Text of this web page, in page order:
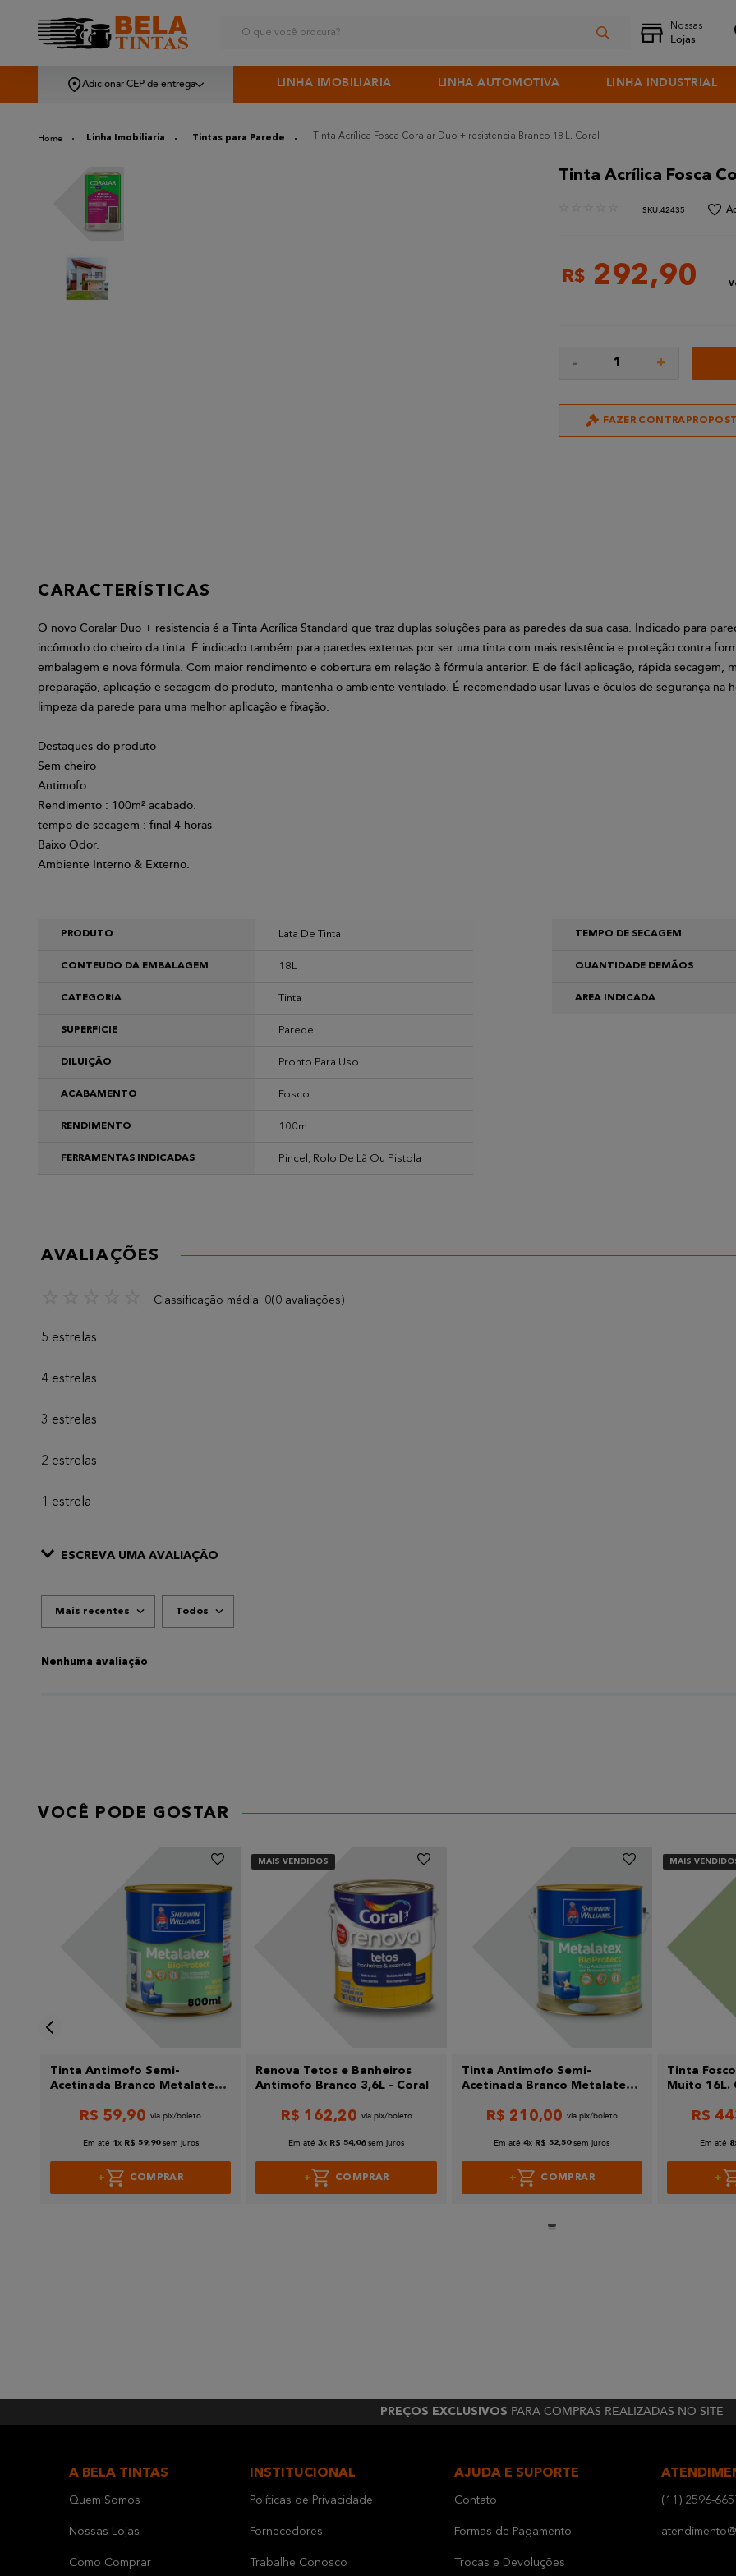
Adicionar CEP de entrega LINHA IMOBILIARIA LINHA AUTOMOTIVA LINHA INDUSTRIAL
Linha Imobiliaria Tintas para Parede Tinta Acrílica Fosca Coralar Duo + resistencia Branco 18 L. Coral
Tinta Acrílica Fosca
:42435
R$ 292,90
- 1 +
FAZER
CARACTERÍSTICAS
O novo Coralar Duo + resistencia é a Tinta Acrílica Standard que traz duplas soluções para as paredes da sua casa. Indicado para
incômodo do cheiro da tinta. É indicado também para paredes externas por ser uma tinta com mais resistência e proteção contra
embalagem e nova fórmula. Com maior rendimento e cobertura em relação à fórmula anterior. E de fácil aplicação, rápida
preparação, aplicação e secagem do produto, mantenha o ambiente ventilado. É recomendado usar luvas e óculos de segurança na
limpeza da parede para uma melhor aplicação e fixação.
Destaques do produto
Sem cheiro
Antimofo
Rendimento : 100m² acabado.
tempo de secagem : final 4 horas
Baixo Odor.
Ambiente Interno & Externo.
PRODUTO Lata De Tinta
CONTEUDO DA EMBALAGEM 18L
CATEGORIA Tinta
SUPERFICIE Parede
DILUIÇÃO Pronto Para Uso
ACABAMENTO Fosco
RENDIMENTO 100m
FERRAMENTAS INDICADAS Pincel, Rolo De Lã Ou Pistola
TEMPO DE SECAGEM
QUANTIDADE DEMÃOS
AREA INDICADA
AVALIAÇÕES
Classificação média: 0(0 avaliações)
5 estrelas
4 estrelas
3 estrelas
2 estrelas
1 estrela
ESCREVA UMA AVALIAÇÃO
Endereço de email
Enviar avaliação
Mais recentes Todos
Nenhuma avaliação
VOCÊ PODE GOSTAR
Tinta Antimofo Semi-
Acetinada Branco Metalatex
Sherwin Williams
R$ 59,90
Em até 1 x R$ 59,90 sem juros
COMPRAR
MAIS VENDIDOS
Renova Tetos e Banheiros
Antimofo Branco 3,6L - Coral
R$ 162,20
Em até 3x R$ 54,06 sem juros
COMPRAR
Tinta Antimofo Semi-
Acetinada Branco Metalatex
Williams
R$ 210,00
Em até 4x R$ 52,50 sem juros
COMPRAR
MAIS
Tinta
Muito 16L.
R$
Em até 8
PREÇOS EXCLUSIVOS PARA COMPRAS REALIZADAS NO SITE
A BELA TINTAS
Quem Somos
Nossas Lojas
Como Comprar
INSTITUCIONAL
Políticas de Privacidade
Fornecedores
Trabalhe Conosco
AJUDA E SUPORTE
Contato
Formas de Pagamento
Trocas e Devoluções
(11) 2596-